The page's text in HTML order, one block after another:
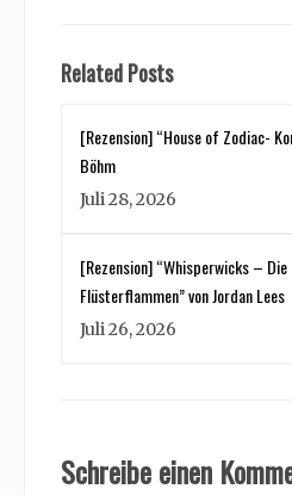
Related Posts
[Rezension] “House of Zodiac-
Böhm
Juli 28, 2026
[Rezension] “Whisperwicks – Die
Flüsterflammen” von Jordan Lees
Juli 26, 2026
Schreibe einen